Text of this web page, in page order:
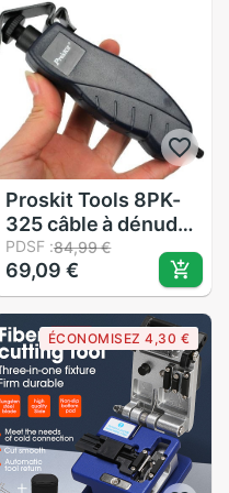
Proskit Tools 8PK-
325 câble à dénuder
à fibres optiques
coupe 4.5-25mm
PDSF :84,99 €
69,09 €
ÉCONOMISEZ 4,30 €